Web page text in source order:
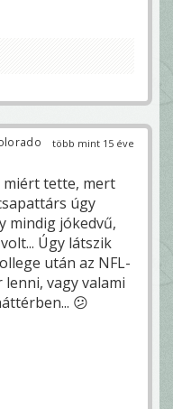
több mint 15 éve
miért tette, mert
úgy
mindig jókedvű,
Úgy látszik
után az NFL-
vagy valami
😕